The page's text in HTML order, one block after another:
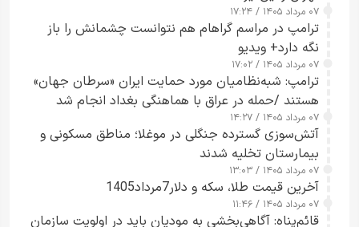
۰۷ مرداد ۱۴۰۵ / ۱۷:۲۴
ترامپ در مراسم گراهام هم نتوانست چشمانش را باز
نگه دارد+ ویدیو
۰۷ مرداد ۱۴۰۵ / ۱۷:۰۲
ترامپ: شبه‌نظامیان مورد حمایت ایران «سرطان جهان»
هستند /حمله در عراق با هماهنگی بغداد انجام شد
۰۷ مرداد ۱۴۰۵ / ۱۴:۲۷
آتش‌سوزی گسترده جنگلی در موغلا؛ مناطق مسکونی و
بیمارستان تخلیه شدند
۰۷ مرداد ۱۴۰۵ / ۱۳:۰۳
آخرین قیمت طلا، سکه و دلار7مرداد1405
۰۷ مرداد ۱۴۰۵ / ۱۱:۴۶
قائم‌پناه: آگاهی‌بخشی به مودیان باید در اولویت سازمان